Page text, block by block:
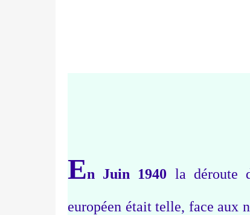
En Juin 1940 la déroute
européen était telle, face aux